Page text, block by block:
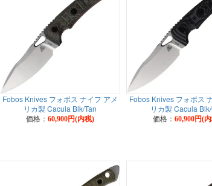
Fobos Knives フォボス ナイフ アメ
リカ製 Cacula Blk/Tan
価格： 60,900円(内税)
Fobos Knives フォボス
リカ製 Cacula
価格： 60,900円(